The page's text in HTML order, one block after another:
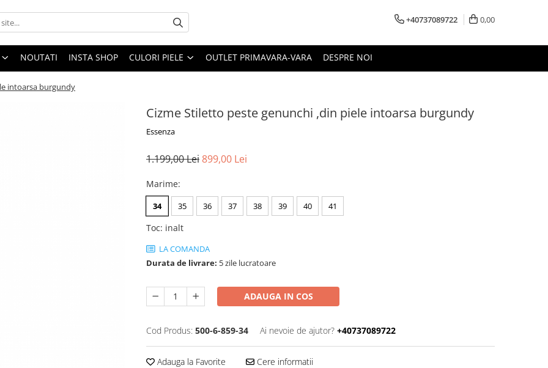
+40737089722 0,00
NOUTATI INSTA SHOP CULORI PIELE OUTLET PRIMAVARA-VARA DESPRE NOI
intoarsa burgundy
Cizme Stiletto peste genunchi ,din piele intoarsa burgundy
Essenza
1.199,00 Lei899,00 Lei
Marime:
34 35 36 37 38 39 40 41
Toc: inalt
LA COMANDA
Durata de livrare: 5 zile lucratoare
ADAUGA IN COS
Cod Produs: 500-6-859-34 Ai nevoie de ajutor? +40737089722
Adauga la Favorite Cere informatii